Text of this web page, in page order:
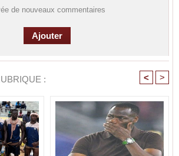
de nouveaux commentaires
: < >